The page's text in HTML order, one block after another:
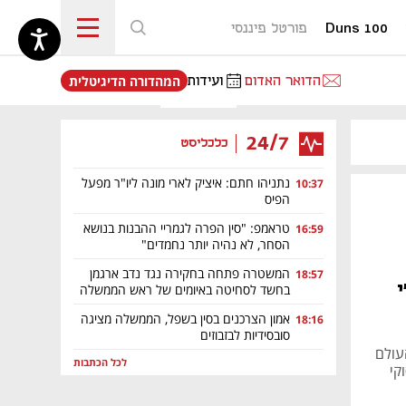
Duns 100 פורטל פיננסי
הדואר האדום ועידות
נפתח בכרטיסייה חדשה
המהדורה הדיגיטלית
24/7 כלכליסט
10:37 נתניהו חתם: איציק לארי מונה ליו"ר מפעל
הפיס
16:59 טראמפ: "סין הפרה לגמריי ההבנות בנושא
הסחר, לא נהיה יותר נחמדים"
18:57 המשטרה פתחה בחקירה נגד נדב ארגמן
בחשד לסחיטה באיומים של ראש הממשלה
18:16 אמון הצרכנים בסין בשפל, הממשלה מציגה
סובסידיות לבזבוזים
לכל הכתבות